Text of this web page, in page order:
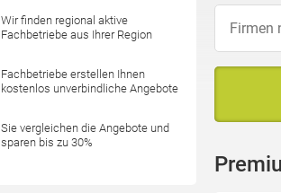
Wir finden regional aktive
Fachbetriebe aus Ihrer Region
Fachbetriebe erstellen Ihnen
kostenlos unverbindliche Angebote
Sie vergleichen die Angebote und
sparen bis zu 30%